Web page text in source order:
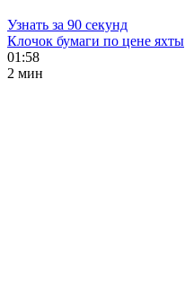
Узнать за 90 секунд
Клочок бумаги по цене яхты
01:58
2 мин